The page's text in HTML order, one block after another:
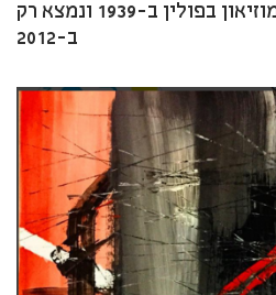
ציור מאת רפאל נבזז מהמוזיאון בפולין ב-1939 ונמצא רק
ב-2012